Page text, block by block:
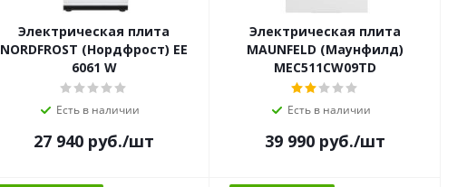
Электрическая плита
NORDFROST (Нордфрост) EE
6061 W
Есть в наличии
27 940 руб./шт
Электрическая плита
MAUNFELD (Маунфилд)
MEC511CW09TD
Есть в наличии
39 990 руб./шт